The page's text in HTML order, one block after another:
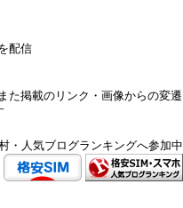
配信
た掲載のリンク・画像からの変遷
・人気ブログランキングへ参加中